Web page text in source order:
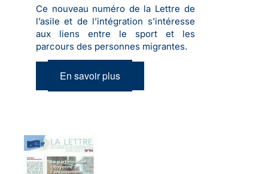
Ce nouveau numéro de la Lettre de
l’asile et de l’intégration s’intéresse
aux liens entre le sport et les
parcours des personnes migrantes.
En savoir plus